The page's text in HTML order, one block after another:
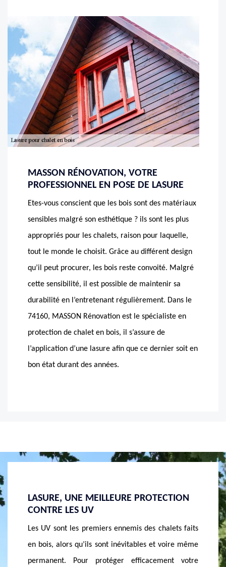
MASSON RÉNOVATION, VOTRE
PROFESSIONNEL EN POSE DE LASURE
Etes-vous conscient que les bois sont des matériaux
sensibles malgré son esthétique ? ils sont les plus
appropriés pour les chalets, raison pour laquelle,
tout le monde le choisit. Grâce au différent design
qu’il peut procurer, les bois reste convoité. Malgré
cette sensibilité, il est possible de maintenir sa
durabilité en l’entretenant régulièrement. Dans le
74160, MASSON Rénovation est le spécialiste en
protection de chalet en bois, il s’assure de
l’application d’une lasure afin que ce dernier soit en
bon état durant des années.
même
MASSON RÉNOVATION, LE
PROFESSIONNEL ADÉQUAT EN POSE DE
LASURE
Vous n’avez pas encore trouvé le professionnel
approprié pour l’application d’une lasure sur votre
BIEN
Vous
une